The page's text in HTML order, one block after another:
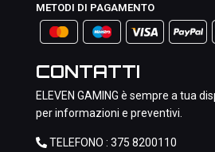
METODI DI PAGAMENTO
CONTATTI
ELEVEN GAMING è sempre a tua
per informazioni e preventivi.
TELEFONO : 375 8200110